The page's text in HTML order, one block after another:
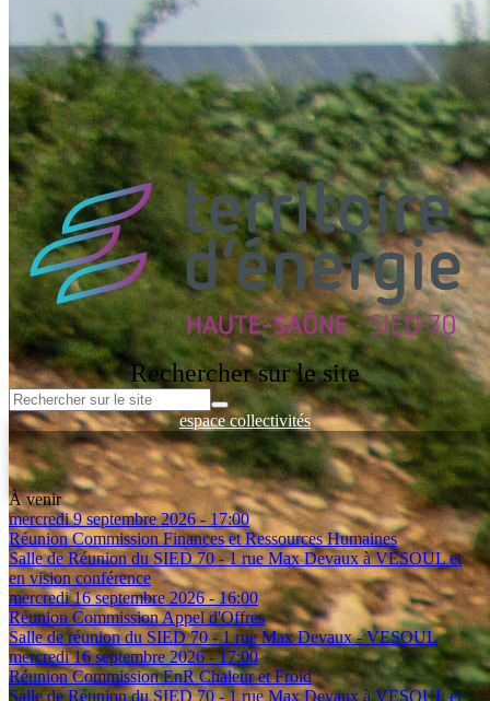
Inauguration du parc photovoltaïque des Roches Bleues
vendredi 3 juillet 2026
Le parc photovoltaïque des Roches Bleues à Belles-Fontaines a été
inauguré vendredi 3 juillet 2026, en présence de Jean-Luc BRULE,
2ème...
Toutes les actualités
Rechercher sur le site
espace collectivités
Espace entreprises
Espace Client - Réseau de Chaleur
Espace documentation
À venir
mercredi 9 septembre 2026 - 17:00
Réunion Commission Finances et Ressources Humaines
Salle de Réunion du SIED 70 - 1 rue Max Devaux à VESOUL et
en vision conférence
mercredi 16 septembre 2026 - 16:00
Réunion Commission Appel d'Offres
Salle de réunion du SIED 70 - 1 rue Max Devaux - VESOUL
mercredi 16 septembre 2026 - 17:00
Réunion Commission EnR Chaleur et Froid
Salle de Réunion du SIED 70 - 1 rue Max Devaux à VESOUL et